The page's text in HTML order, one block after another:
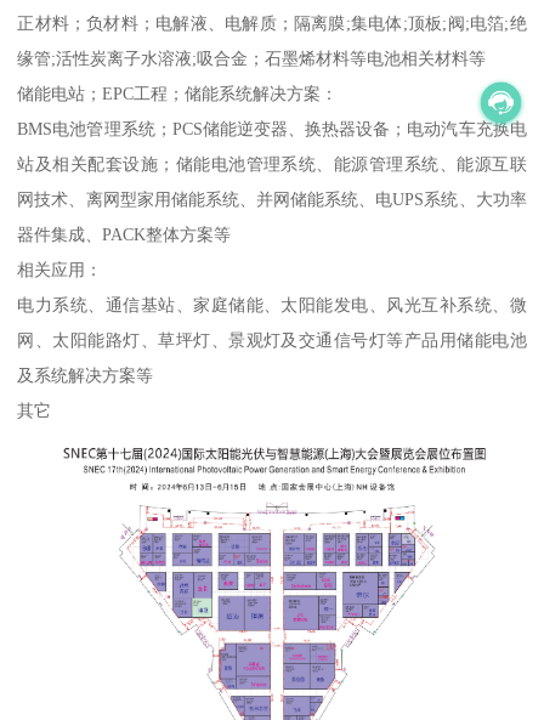
正材料；负材料；电解液、电解质；隔离膜;集电体;顶板;阀;电箔;绝
缘管;活性炭离子水溶液;吸合金；石墨烯材料等电池相关材料等
储能电站；EPC工程；储能系统解决方案：
BMS电池管理系统；PCS储能逆变器、换热器设备；电动汽车充换电
站及相关配套设施；储能电池管理系统、能源管理系统、能源互联
网技术、离网型家用储能系统、并网储能系统、电UPS系统、大功率
器件集成、PACK整体方案等
相关应用：
电力系统、通信基站、家庭储能、太阳能发电、风光互补系统、微
网、太阳能路灯、草坪灯、景观灯及交通信号灯等产品用储能电池
及系统解决方案等
其它